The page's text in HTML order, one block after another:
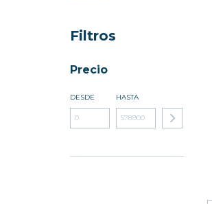
Filtros
Precio
DESDE HASTA